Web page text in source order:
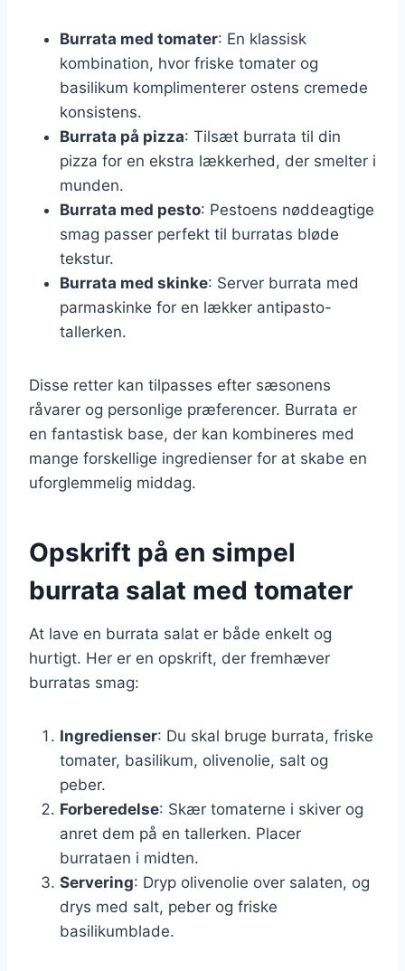
Burrata med tomater: En klassisk
kombination, hvor friske tomater og
basilikum komplimenterer ostens cremede
konsistens.
Burrata på pizza: Tilsæt burrata til din
pizza for en ekstra lækkerhed, der smelter i
munden.
Burrata med pesto: Pestoens nøddeagtige
smag passer perfekt til burratas bløde
tekstur.
Burrata med skinke: Server burrata med
parmaskinke for en lækker antipasto-
tallerken.
Disse retter kan tilpasses efter sæsonens
råvarer og personlige præferencer. Burrata er
en fantastisk base, der kan kombineres med
mange forskellige ingredienser for at skabe en
uforglemmelig middag.
Opskrift på en simpel
burrata salat med tomater
At lave en burrata salat er både enkelt og
hurtigt. Her er en opskrift, der fremhæver
burratas smag:
Ingredienser: Du skal bruge burrata, friske
tomater, basilikum, olivenolie, salt og
peber.
Forberedelse: Skær tomaterne i skiver og
anret dem på en tallerken. Placer
burrataen i midten.
Servering: Dryp olivenolie over salaten, og
drys med salt, peber og friske
basilikumblade.